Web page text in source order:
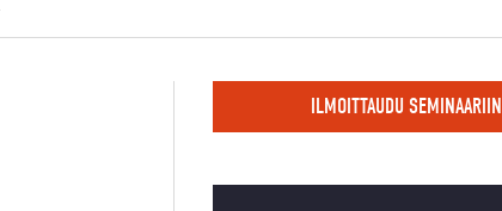
ILMOITTAUDU SEMINAARIIN